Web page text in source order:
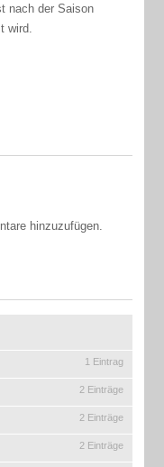
nach der Saison
wird.
hinzuzufügen.
1 Eintrag
2 Einträge
2 Einträge
2 Einträge